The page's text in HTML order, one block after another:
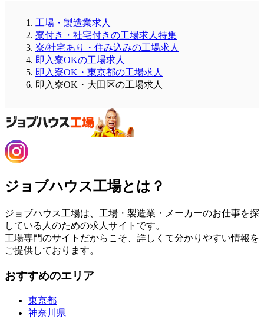
工場・製造業求人
寮付き・社宅付きの工場求人特集
寮/社宅あり・住み込みの工場求人
即入寮OKの工場求人
即入寮OK・東京都の工場求人
即入寮OK・大田区の工場求人
ジョブハウス工場とは？
ジョブハウス工場は、工場・製造業・メーカーのお仕事を探
している人のための求人サイトです。
工場専門のサイトだからこそ、詳しくて分かりやすい情報を
ご提供しております。
おすすめのエリア
東京都
神奈川県